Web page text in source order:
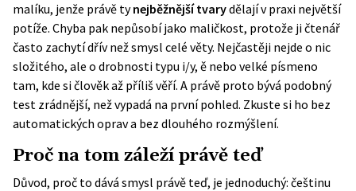
malíku, jenže právě tynejběžnější tvarydělají v praxi největší
potíže. Chyba pak nepůsobí jako maličkost, protože ji čtenář
často zachytí dřív než smysl celé věty. Nejčastěji nejde o nic
složitého, ale o drobnosti typu i/y, ě nebo velké písmeno
tam, kde si člověk až příliš věří. A právě proto bývá podobný
test zrádnější, než vypadá na první pohled. Zkuste si ho bez
automatických oprav a bez dlouhého rozmýšlení.
Proč na tom záleží právě teď
Důvod, proč to dává smysl právě teď, je jednoduchý: češtinu